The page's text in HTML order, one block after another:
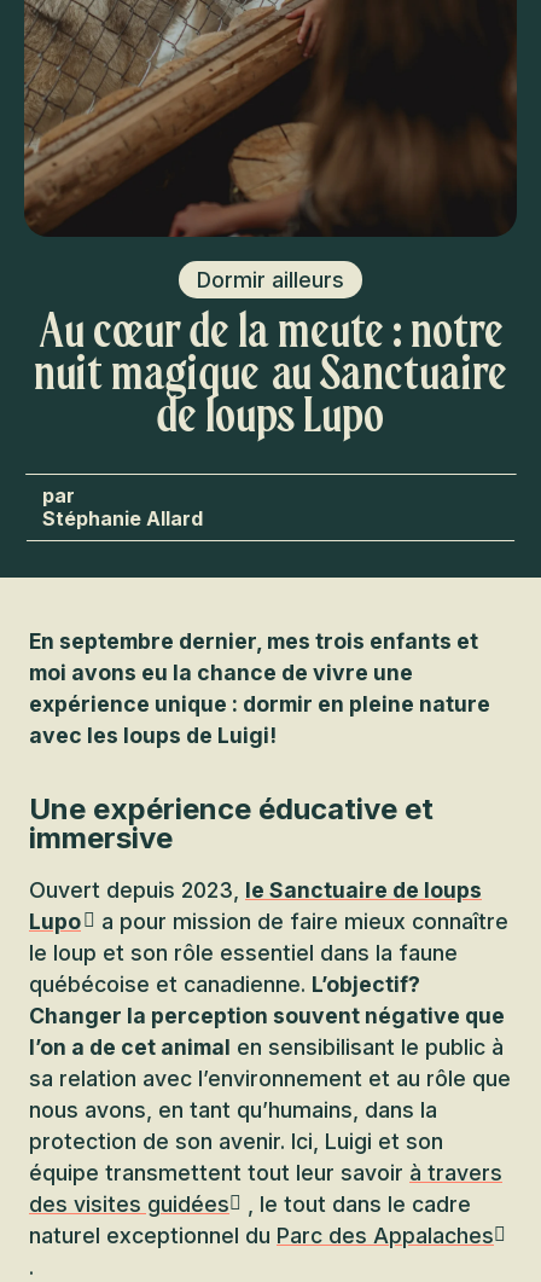
Dormir ailleurs
Au cœur de la meute : notre
nuit magique au Sanctuaire
de loups Lupo
Stéphanie Allard
En septembre dernier, mes trois enfants et
moi avons eu la chance de vivre une
expérience unique : dormir en pleine nature
avec les loups de Luigi!
Une expérience éducative et
immersive
Ouvert depuis 2023, le Sanctuaire de loups
Lupo
a pour mission de faire mieux connaître
le loup et son rôle essentiel dans la faune
québécoise et canadienne. L’objectif?
Changer la perception souvent négative que
l’on a de cet animal en sensibilisant le public à
sa relation avec l’environnement et au rôle que
nous avons, en tant qu’humains, dans la
protection de son avenir. Ici, Luigi et son
équipe transmettent tout leur savoir à travers
des visites guidées
, le tout dans le cadre
naturel exceptionnel du Parc des Appalaches
.